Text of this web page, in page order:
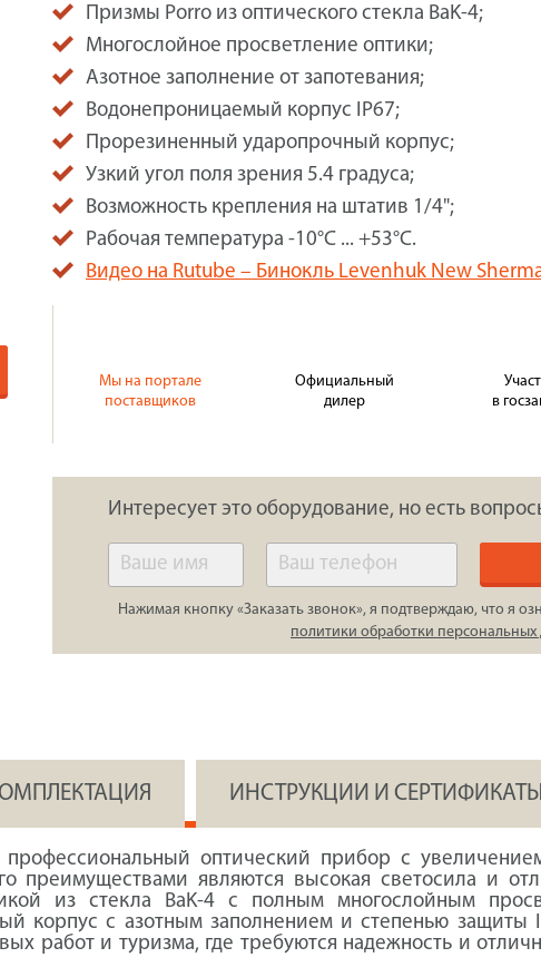
Призмы Porro из оптического стекла BaK-4;
Многослойное просветление оптики;
Азотное заполнение от запотевания;
Водонепроницаемый корпус IP67;
Прорезиненный ударопрочный корпус;
Узкий угол поля зрения 5.4 градуса;
Возможность крепления на штатив 1/4";
Рабочая температура -10°C ... +53°C.
Видео на Rutube – Бинокль Levenhuk New
Мы на портале
поставщиков
Официальный
дилер
в
Интересует это оборудование, но есть
Нажимая кнопку «Заказать звонок», я подтверждаю, что я
политики обработки персональных
ИНСТРУКЦИИ И СЕРТИФИКАТЫ
профессиональный оптический прибор с
преимуществами являются высокая светосила и
из стекла BaK-4 с полным многослойным
корпус с азотным заполнением и степенью защиты
работ и туризма, где требуются надежность и